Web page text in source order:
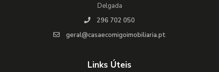
Delgada
296 702 050
geral@casaecomigoimobiliaria.pt
Links Úteis